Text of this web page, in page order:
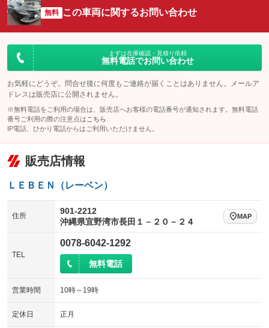
サイドカメラ
：装備なし ルーフレール
：装備なし
エアサスペンション ヘッドライトウォッシャー
無料 この車両に関するお問い合わせ
まずは在庫確認・見積り依頼
無料電話でお問い合わせ
お気軽にどうぞ。問合せ後に何度もご連絡が届くことはありません。メールア
ドレスは販売店に公開されません。
※無料電話をご利用の場合は、販売店へお客様の電話番号が通知されます。無料電話
番号ご利用の際の注意点は こちら
IP電話、ひかり電話からはご利用いただけません。
販売店情報
ＬＥＢＥＮ（レーベン）
住所
901-2212
沖縄県宜野湾市長田１－２０－２４
MAP
TEL
0078-6042-1292
無料電話
営業時間 10時～19時
定休日 正月